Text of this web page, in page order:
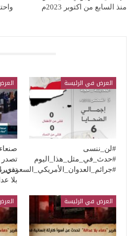
منذ السابع من اكتوبر 2023م
العرض في الرئيسة
#لن_ننسى
#حدث_في_مثل_هذا_اليوم
بلا
العرض في الرئيسة